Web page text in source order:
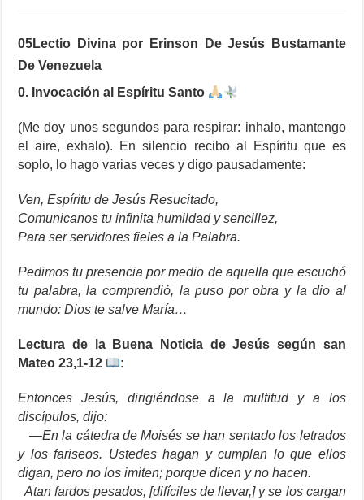
05Lectio Divina por Erinson De Jesús Bustamante
De Venezuela
0. Invocación al Espíritu Santo
(Me doy unos segundos para respirar: inhalo, mantengo
el aire, exhalo). En silencio recibo al Espíritu que es
soplo, lo hago varias veces y digo pausadamente:
Ven, Espíritu de Jesús Resucitado,
Comunicanos tu infinita humildad y sencillez,
Para ser servidores fieles a la Palabra.
Pedimos tu presencia por medio de aquella que escuchó
tu palabra, la comprendió, la puso por obra y la dio al
mundo: Dios te salve María…
Lectura de la Buena Noticia de Jesús según san
Mateo 23,1-12
:
Entonces Jesús, dirigiéndose a la multitud y a los
discípulos, dijo:
—En la cátedra de Moisés se han sentado los letrados
y los fariseos. Ustedes hagan y cumplan lo que ellos
digan, pero no los imiten; porque dicen y no hacen.
Atan fardos pesados, [difíciles de llevar,] y se los cargan